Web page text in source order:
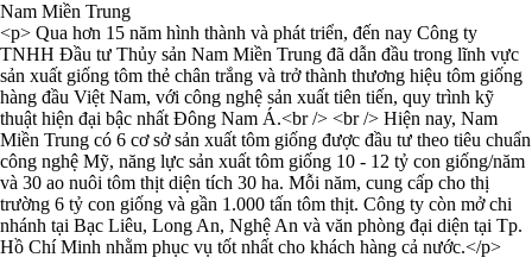
Nam Miền Trung
<p> Qua hơn 15 năm hình thành và phát triển, đến nay Công ty
TNHH Đầu tư Thủy sản Nam Miền Trung đã dẫn đầu trong lĩnh vực
sản xuất giống tôm thẻ chân trắng và trở thành thương hiệu tôm giống
hàng đầu Việt Nam, với công nghệ sản xuất tiên tiến, quy trình kỹ
thuật hiện đại bậc nhất Đông Nam Á.<br /> <br /> Hiện nay, Nam
Miền Trung có 6 cơ sở sản xuất tôm giống được đầu tư theo tiêu chuẩn
công nghệ Mỹ, năng lực sản xuất tôm giống 10 - 12 tỷ con giống/năm
và 30 ao nuôi tôm thịt diện tích 30 ha. Mỗi năm, cung cấp cho thị
trường 6 tỷ con giống và gần 1.000 tấn tôm thịt. Công ty còn mở chi
nhánh tại Bạc Liêu, Long An, Nghệ An và văn phòng đại diện tại Tp.
Hồ Chí Minh nhằm phục vụ tốt nhất cho khách hàng cả nước.</p>